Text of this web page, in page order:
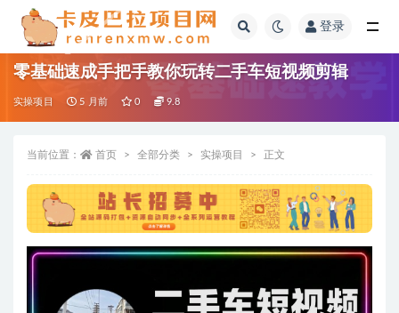
登录
零基础速成手把手教你玩转二手车短视频剪辑
实操项目 5 月前 0 9.8
当前位置： 首页 全部分类 实操项目 正文
全部